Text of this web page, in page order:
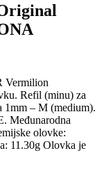
Vermilion
Refil (minu) za
1mm – M (medium).
Međunarodna
olovke:
11.30g Olovka je